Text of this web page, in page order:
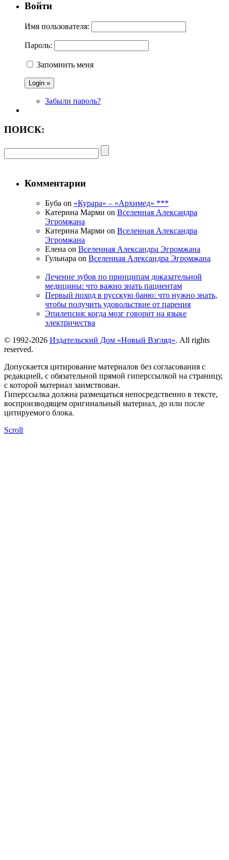
Войти
Имя пользователя:
Пароль:
Запомнить меня
Забыли пароль?
ПОИСК:
Комментарии
Буба on «Курара» – «Архимед» ***
Катерина Марми on Вселенная Александра
Эгромжана
Катерина Марми on Вселенная Александра
Эгромжана
Елена on Вселенная Александра Эгромжана
Гульнара on Вселенная Александра Эгромжана
Лечение зубов по принципам доказательной
медицины: что важно знать пациентам
Первый поход в русскую баню: что нужно знать,
чтобы получить удовольствие от парения
Эпилепсия: когда мозг говорит на языке
электричества
© 1992-2026 Издательский Дом «Новый Взгляд». All rights
reserved.
Допускается цитирование материалов без согласования с
редакцией, с обязательной прямой гиперссылкой на страницу,
с которой материал заимствован.
Гиперссылка должна размещаться непосредственно в тексте,
воспроизводящем оригинальный материал, до или после
цитируемого блока.
Scroll